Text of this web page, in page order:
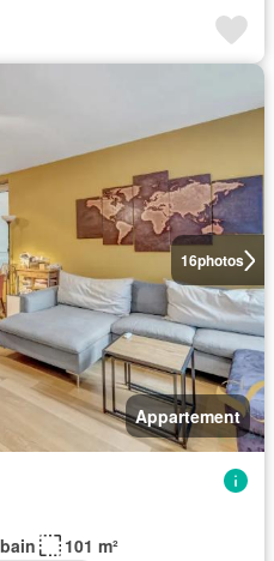
16photos
Appartement
101 m²